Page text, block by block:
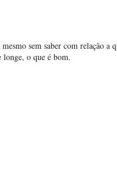
sem saber com relação a
longe, o que é bom.